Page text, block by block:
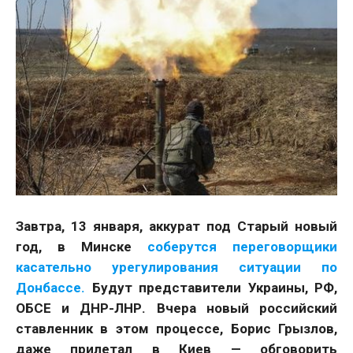
Завтра, 13 января, аккурат под Старый новый
год, в Минске соберутся переговорщики
касательно урегулирования ситуации по
Донбассе. Будут представители Украины, РФ,
ОБСЕ и ДНР-ЛНР. Вчера новый российский
ставленник в этом процессе, Борис Грызлов,
даже прилетал в Киев — обговорить